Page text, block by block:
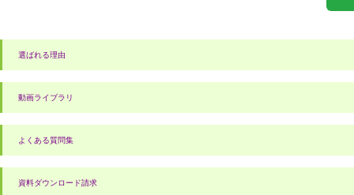
選ばれる理由
動画ライブラリ
よくある質問集
資料ダウンロード請求